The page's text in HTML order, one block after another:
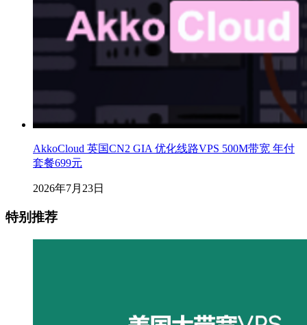
AkkoCloud 英国CN2 GIA 优化线路VPS 500M带宽 年付
套餐699元
2026年7月23日
特别推荐